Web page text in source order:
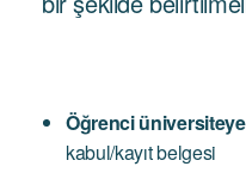
Öğrenci
kabul/kayıt belgesi